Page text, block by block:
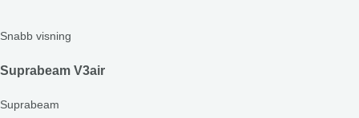
Snabb visning
Suprabeam V3air
Suprabeam